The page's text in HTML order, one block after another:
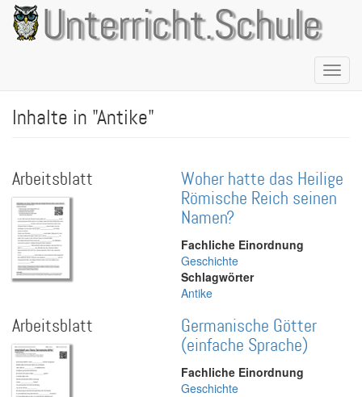
Direkt
zum
Inhalt
Unterricht.Schule
Inhalte in "Antike"
Arbeitsblatt
Woher hatte das Heilige
Römische Reich seinen
Namen?
Fachliche Einordnung
Geschichte
Schlagwörter
Antike
Arbeitsblatt
Germanische Götter
(einfache Sprache)
Fachliche Einordnung
Geschichte